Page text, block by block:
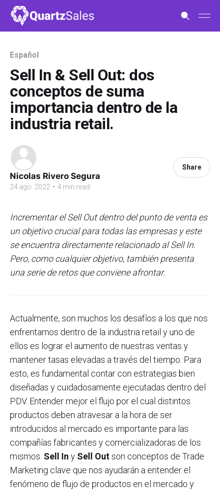
Español
Sell In & Sell Out: dos
conceptos de suma
importancia dentro de la
industria retail.
Nicolas Rivero Segura
24 ago. 2022 • 4 min read
Share
Incrementar el Sell Out dentro del punto de venta es
un objetivo crucial para todas las empresas y este
se encuentra directamente relacionado al Sell In.
Pero, como cualquier objetivo, también presenta
una serie de retos que conviene afrontar.
Actualmente, son muchos los desafíos a los que nos
enfrentamos dentro de la industria retail y uno de
ellos es lograr el aumento de nuestras ventas y
mantener tasas elevadas a través del tiempo. Para
esto, es fundamental contar con estrategias bien
diseñadas y cuidadosamente ejecutadas dentro del
PDV. Entender mejor el flujo por el cual distintos
productos deben atravesar a la hora de ser
introducidos al mercado es importante para las
compañías fabricantes y comercializadoras de los
mismos. Sell In y Sell Outson conceptos de Trade
Marketing clave que nos ayudarán a entender el
fenómeno de flujo de productos en el mercado y